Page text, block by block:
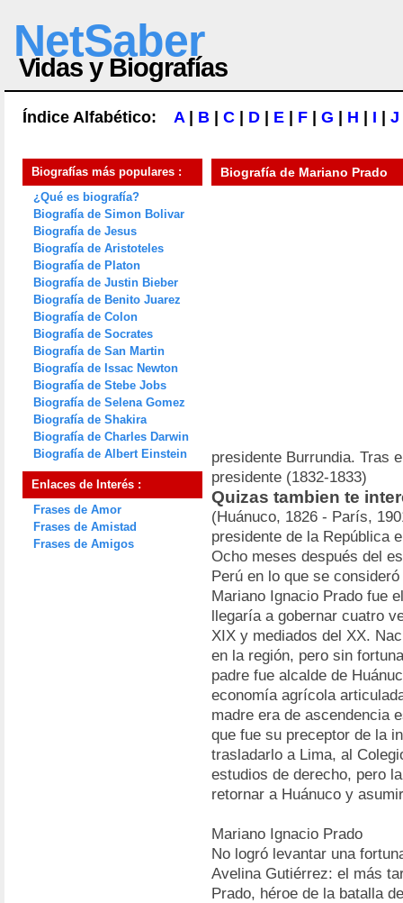
NetSaber
Vidas y Biografías
Índice Alfabético: A| B C D E F G H I J
Biografías más populares :
¿Qué es biografía?
Biografía de Simon Bolivar
Biografía de Jesus
Biografía de Aristoteles
Biografía de Platon
Biografía de Justin Bieber
Biografía de Benito Juarez
Biografía de Colon
Biografía de Socrates
Biografía de San Martin
Biografía de Issac Newton
Biografía de Stebe Jobs
Biografía de Selena Gomez
Biografía de Shakira
Biografía de Charles Darwin
Biografía de Albert Einstein
Enlaces de Interés :
Frases de Amor
Frases de Amistad
Frases de Amigos
Biografía de Mariano Prado
presidente Burrundia. Tras
presidente (1832-1833)
Quizas tambien te
(Huánuco, 1826 - París,
presidente de la República
Ocho meses después del
Perú en lo que se
Mariano Ignacio Prado fue
llegaría a gobernar cuatro
XIX y mediados del XX.
en la región, pero sin
padre fue alcalde de
economía agrícola
madre era de ascendencia
que fue su preceptor de la
trasladarlo a Lima, al
estudios de derecho, pero
retornar a Huánuco y
Mariano Ignacio Prado
No logró levantar una
Avelina Gutiérrez: el más
Prado, héroe de la batalla